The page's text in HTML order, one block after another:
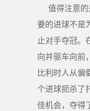
值得注意
要的进球不是
止对手夺冠。
向并驱车向前
比利时人从偏
个进球扼杀了
佳机会，夺得